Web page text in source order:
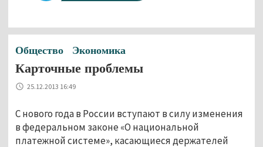
Общество Экономика
Карточные проблемы
25.12.2013 16:49
С нового года в России вступают в силу изменения
в федеральном законе «О национальной
платежной системе», касающиеся держателей